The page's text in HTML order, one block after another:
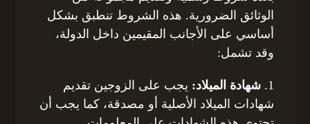
الوثائق الضرورية. هذه الشروط تنطبق بشكل
أساسي على الأجانب المقيمين داخل الدولة،
وقد تشمل:
1. شهادة الميلاد: يجب على الزوجين تقديم
شهادات الميلاد الأصلية أو مصدقة، كما يجب أن